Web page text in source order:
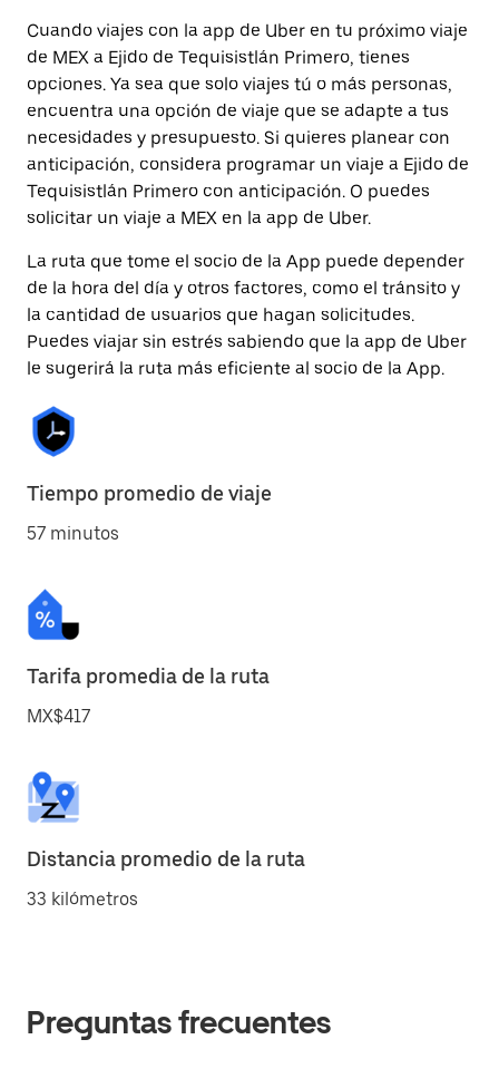
Cuando viajes con la app de Uber en tu próximo viaje
de MEX a Ejido de Tequisistlán Primero, tienes
opciones. Ya sea que solo viajes tú o más personas,
encuentra una opción de viaje que se adapte a tus
necesidades y presupuesto. Si quieres planear con
anticipación, considera programar un viaje a Ejido de
Tequisistlán Primero con anticipación. O puedes
solicitar un viaje a MEX en la app de Uber.
La ruta que tome el socio de la App puede depender
de la hora del día y otros factores, como el tránsito y
la cantidad de usuarios que hagan solicitudes.
Puedes viajar sin estrés sabiendo que la app de Uber
le sugerirá la ruta más eficiente al socio de la App.
Tiempo promedio de viaje
57 minutos
Tarifa promedia de la ruta
MX$417
Distancia promedio de la ruta
33 kilómetros
Preguntas frecuentes